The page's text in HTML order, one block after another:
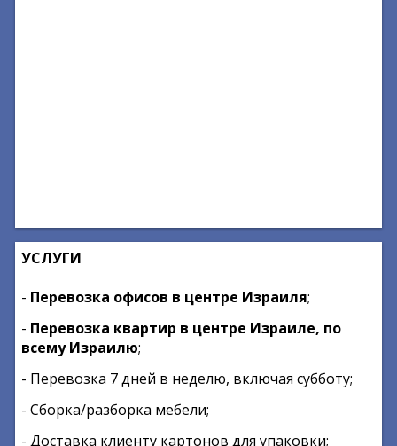
УСЛУГИ
- Перевозка офисов в центре Израиля;
- Перевозка квартир в центре Израиле, по
всему Израилю;
- Перевозка 7 дней в неделю, включая субботу;
- Сборка/разборка мебели;
- Доставка клиенту картонов для упаковки;